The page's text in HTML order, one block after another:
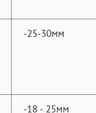
-25-30мм
-18 - 25мм